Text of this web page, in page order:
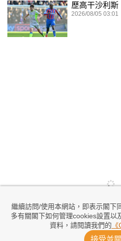
繼續訪問/使用本網站，即表示閣下
多有關閣下如何管理cookies設置以
資料，請閱讀我們的
接受並
歷高干沙利斯
2026/08/05 03:01